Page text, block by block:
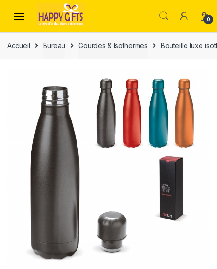
0
Accueil Bureau Gourdes & Isothermes Bouteille luxe